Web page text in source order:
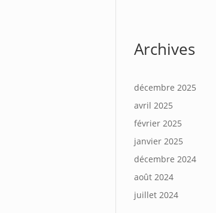
Archives
décembre 2025
avril 2025
février 2025
janvier 2025
décembre 2024
août 2024
juillet 2024